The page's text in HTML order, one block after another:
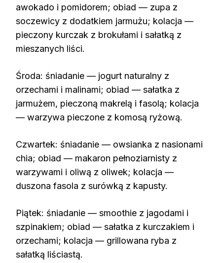
awokado i pomidorem; obiad — zupa z
soczewicy z dodatkiem jarmużu; kolacja —
pieczony kurczak z brokułami i sałatką z
mieszanych liści.
Środa: śniadanie — jogurt naturalny z
orzechami i malinami; obiad — sałatka z
jarmużem, pieczoną makrelą i fasolą; kolacja
— warzywa pieczone z komosą ryżową.
Czwartek: śniadanie — owsianka z nasionami
chia; obiad — makaron pełnoziarnisty z
warzywami i oliwą z oliwek; kolacja —
duszona fasola z surówką z kapusty.
Piątek: śniadanie — smoothie z jagodami i
szpinakiem; obiad — sałatka z kurczakiem i
orzechami; kolacja — grillowana ryba z
sałatką liściastą.